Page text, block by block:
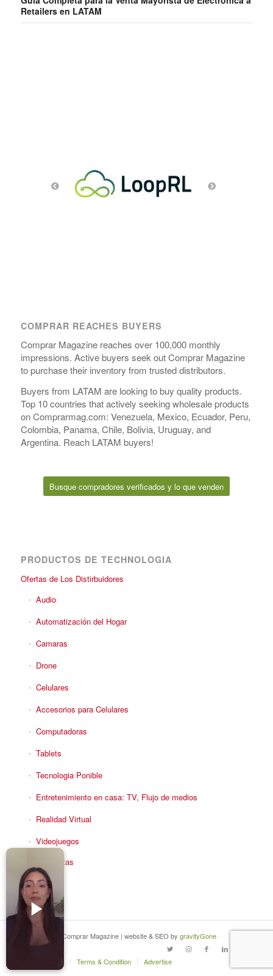
Retailers en LATAM
COMPRAR REACHES BUYERS
Comprar Magazine reaches over 100,000 monthly
impressions. Active buyers seek out Comprar Magazine
to purchase their inventory from trusted distributors.
Buyers from LATAM are looking to buy quality products.
Top 10 countries that actively seeking wholesale products
on Comprarmag.com: Venezuela, Mexico, Ecuador, Peru,
Colombia, Panama, Chile, Bolivia, Uruguay, and
Argentina. Reach LATAM buyers!
Busque compradores verificados y lo que venden
PRODUCTOS DE TECHNOLOGIA
Ofertas de Los Distirbuidores
Audio
Automatización del Hogar
Camaras
Drone
Celulares
Accesorios para Celulares
Computadoras
Tablets
Tecnologia Ponible
Entretenimiento en casa: TV, Flujo de medios
Realidad Virtual
Videojuegos
Reciba Ofertas
© Copyright - Comprar Magazine | website & SEO by gravityGone
Terms & Condition Advertise